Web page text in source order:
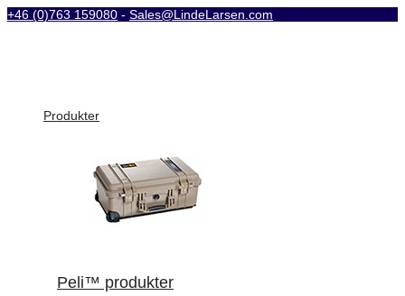
+46 (0)763 159080 - Sales@LindeLarsen.com
Produkter
Peli™ produkter